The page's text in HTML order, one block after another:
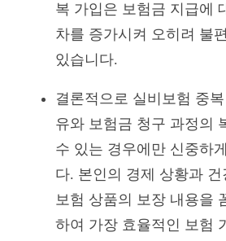
복 가입은 보험금 지급에
차를 증가시켜 오히려 불
있습니다.
결론적으로 실비보험 중
유와 보험금 청구 과정의
수 있는 경우에만 신중하
다. 본인의 경제 상황과
보험 상품의 보장 내용을
하여 가장 효율적인 보험